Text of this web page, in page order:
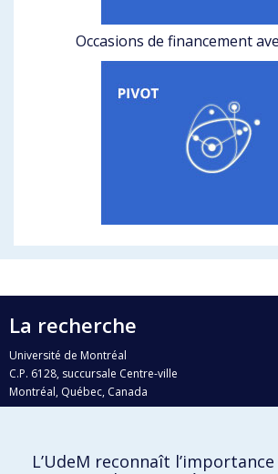
Occasions de financement
La recherche
Université de Montréal
C.P. 6128, succursale Centre-ville
Montréal, Québec, Canada
H3C 3J7
L’UdeM reconnaît l’importance